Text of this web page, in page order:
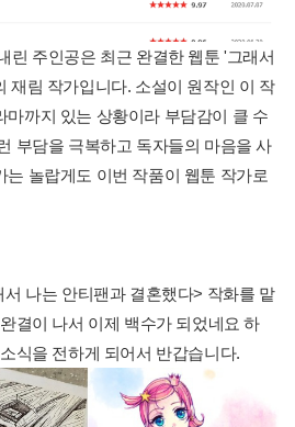
린 주인공은 최근 완결한 웹툰 '그래서
재림 작가입니다. 소설이 원작인 이 작
마까지 있는 상황이라 부담감이 클 수
부담을 극복하고 독자들의 마음을 사
는 놀랍게도 이번 작품이 웹툰 작가로
나는 안티팬과 결혼했다> 작화를 맡
결이 나서 이제 백수가 되었네요 하
식을 전하게 되어서 반갑습니다.